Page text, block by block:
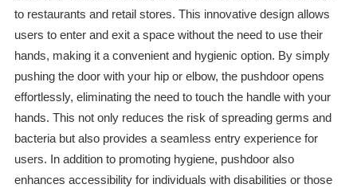
to restaurants and retail stores. This innovative design allows
users to enter and exit a space without the need to use their
hands, making it a convenient and hygienic option. By simply
pushing the door with your hip or elbow, the pushdoor opens
effortlessly, eliminating the need to touch the handle with your
hands. This not only reduces the risk of spreading germs and
bacteria but also provides a seamless entry experience for
users. In addition to promoting hygiene, pushdoor also
enhances accessibility for individuals with disabilities or those